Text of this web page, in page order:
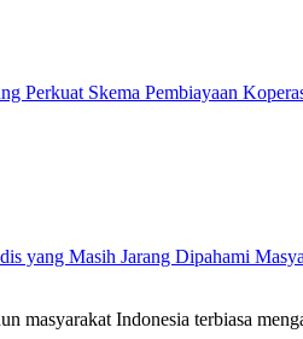
Perkuat Skema Pembiayaan
yang Masih Jarang Dipahami
masyarakat Indonesia terbiasa